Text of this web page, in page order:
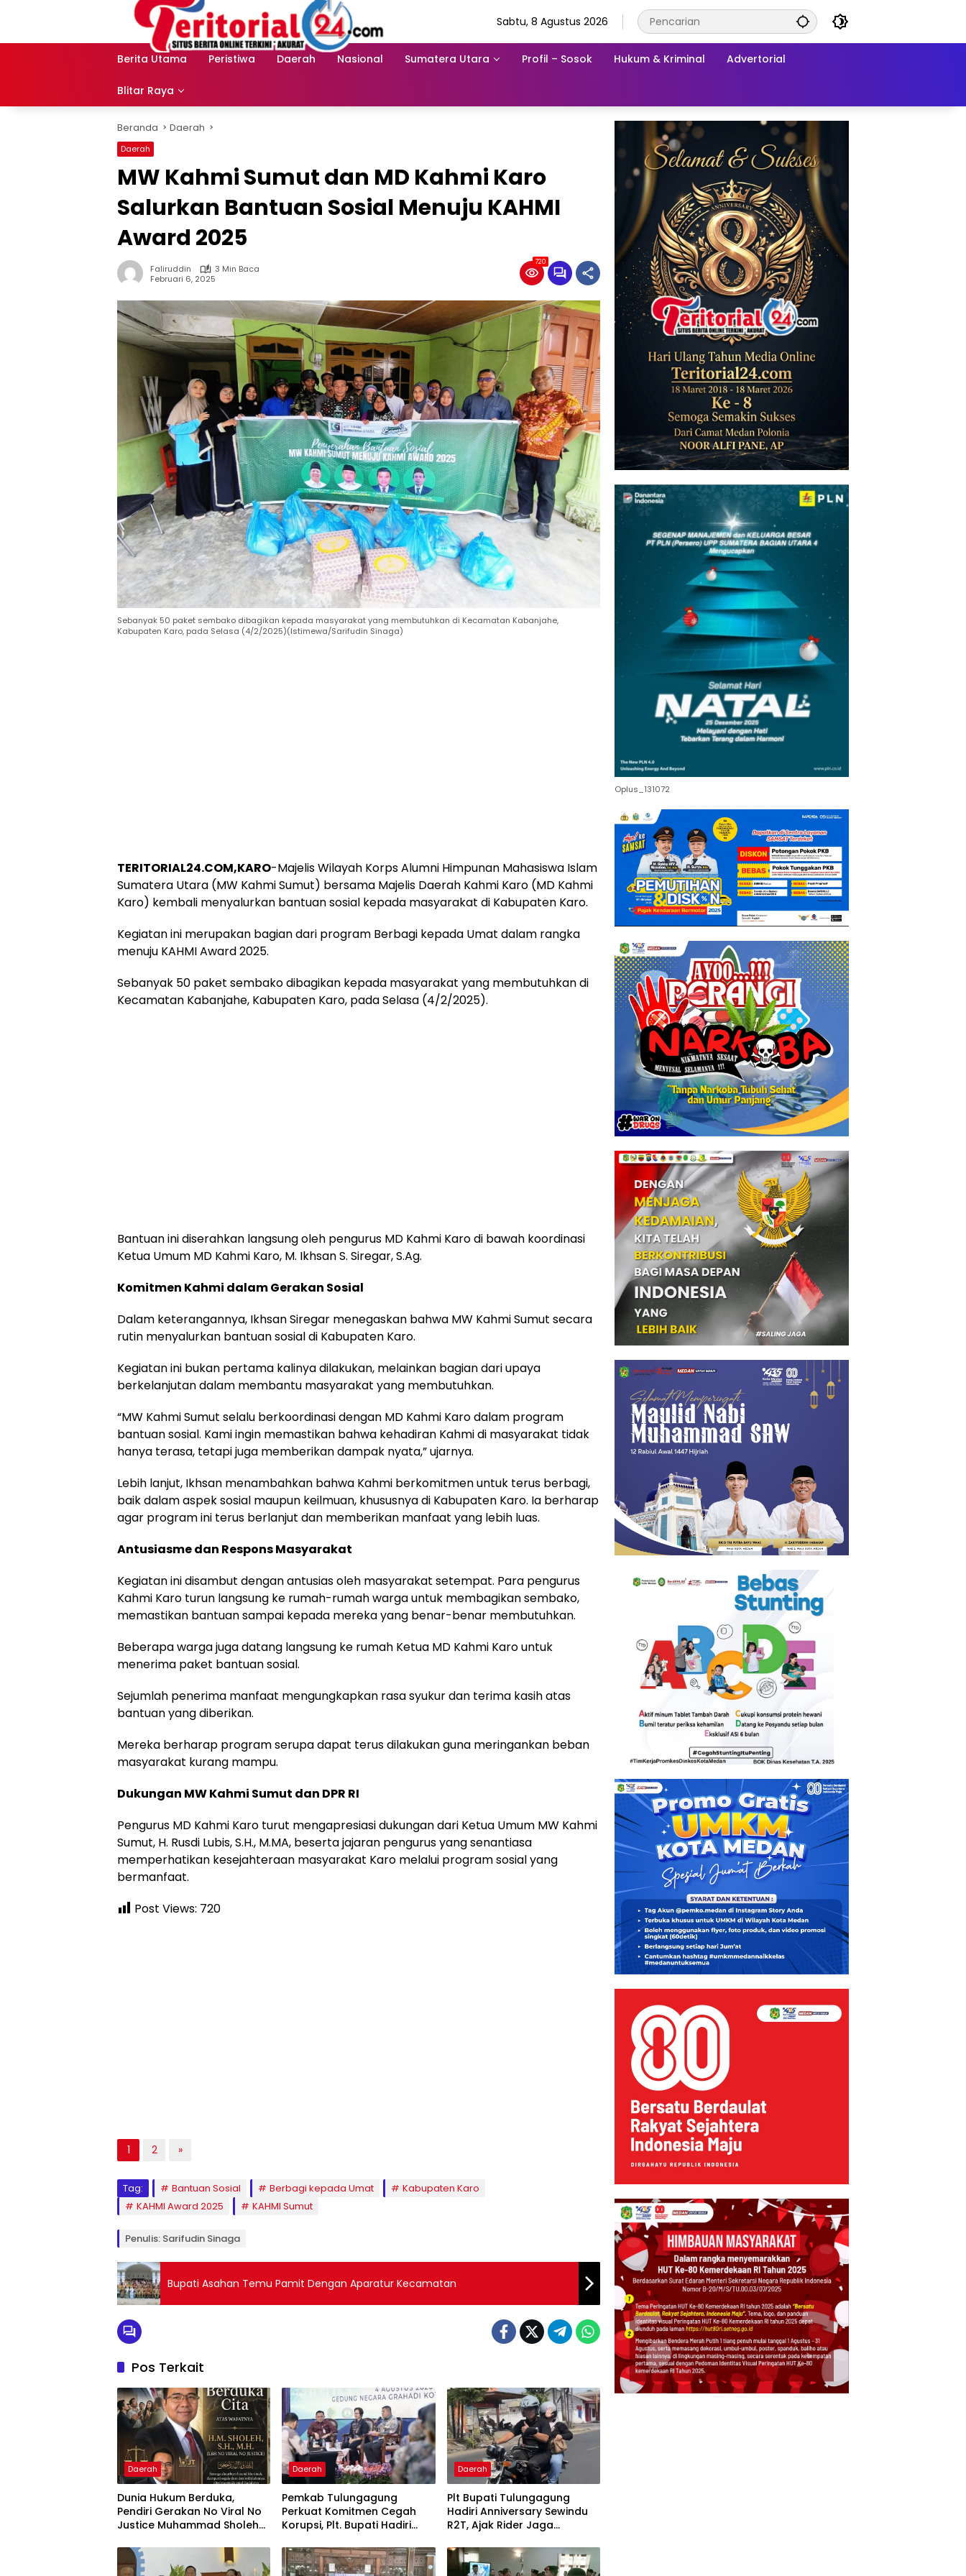
Sabtu, 8 Agustus 2026
Berita Utama Peristiwa Daerah Nasional Sumatera Utara Profil – Sosok Hukum & Kriminal Advertorial
Blitar Raya
Beranda Daerah
Daerah
MW Kahmi Sumut dan MD Kahmi Karo
Salurkan Bantuan Sosial Menuju KAHMI
Award 2025
Faliruddin
3 Min Baca
Februari 6, 2025
720
Sebanyak 50 paket sembako dibagikan kepada masyarakat yang membutuhkan di Kecamatan Kabanjahe,
Kabupaten Karo, pada Selasa (4/2/2025)(Istimewa/Sarifudin Sinaga)
TERITORIAL24.COM,KARO-Majelis Wilayah Korps Alumni Himpunan Mahasiswa Islam
Sumatera Utara (MW Kahmi Sumut) bersama Majelis Daerah Kahmi Karo (MD Kahmi
Karo) kembali menyalurkan bantuan sosial kepada masyarakat di Kabupaten Karo.
Kegiatan ini merupakan bagian dari program Berbagi kepada Umat dalam rangka
menuju KAHMI Award 2025.
Sebanyak 50 paket sembako dibagikan kepada masyarakat yang membutuhkan di
Kecamatan Kabanjahe, Kabupaten Karo, pada Selasa (4/2/2025).
Bantuan ini diserahkan langsung oleh pengurus MD Kahmi Karo di bawah koordinasi
Ketua Umum MD Kahmi Karo, M. Ikhsan S. Siregar, S.Ag.
Komitmen Kahmi dalam Gerakan Sosial
Dalam keterangannya, Ikhsan Siregar menegaskan bahwa MW Kahmi Sumut secara
rutin menyalurkan bantuan sosial di Kabupaten Karo.
Kegiatan ini bukan pertama kalinya dilakukan, melainkan bagian dari upaya
berkelanjutan dalam membantu masyarakat yang membutuhkan.
“MW Kahmi Sumut selalu berkoordinasi dengan MD Kahmi Karo dalam program
bantuan sosial. Kami ingin memastikan bahwa kehadiran Kahmi di masyarakat tidak
hanya terasa, tetapi juga memberikan dampak nyata,” ujarnya.
Lebih lanjut, Ikhsan menambahkan bahwa Kahmi berkomitmen untuk terus berbagi,
baik dalam aspek sosial maupun keilmuan, khususnya di Kabupaten Karo. Ia berharap
agar program ini terus berlanjut dan memberikan manfaat yang lebih luas.
Antusiasme dan Respons Masyarakat
Kegiatan ini disambut dengan antusias oleh masyarakat setempat. Para pengurus
Kahmi Karo turun langsung ke rumah-rumah warga untuk membagikan sembako,
memastikan bantuan sampai kepada mereka yang benar-benar membutuhkan.
Beberapa warga juga datang langsung ke rumah Ketua MD Kahmi Karo untuk
menerima paket bantuan sosial.
Sejumlah penerima manfaat mengungkapkan rasa syukur dan terima kasih atas
bantuan yang diberikan.
Mereka berharap program serupa dapat terus dilakukan guna meringankan beban
masyarakat kurang mampu.
Dukungan MW Kahmi Sumut dan DPR RI
Pengurus MD Kahmi Karo turut mengapresiasi dukungan dari Ketua Umum MW Kahmi
Sumut, H. Rusdi Lubis, S.H., M.MA, beserta jajaran pengurus yang senantiasa
memperhatikan kesejahteraan masyarakat Karo melalui program sosial yang
bermanfaat.
Post Views: 720
1 2 »
Tag: Bantuan Sosial Berbagi kepada Umat
Kabupaten Karo
KAHMI Award 2025
KAHMI Sumut
Penulis: Sarifudin Sinaga
Bupati Asahan Temu Pamit Dengan Aparatur Kecamatan
Pos Terkait
Daerah
Dunia Hukum Berduka,
Pendiri Gerakan No Viral No
Justice Muhammad Sholeh
Daerah
Pemkab Tulungagung
Perkuat Komitmen Cegah
Korupsi, Plt. Bupati Hadiri
Daerah
Plt Bupati Tulungagung
Hadiri Anniversary Sewindu
R2T, Ajak Rider Jaga
Tulungagung”
Oplus_131072